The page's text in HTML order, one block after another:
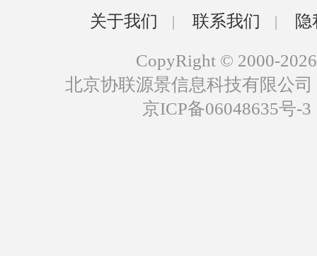
关于我们 | 联系我们 |
CopyRight © 2000-2026
北京协联源景信息科技有限公
京ICP备06048635号-3